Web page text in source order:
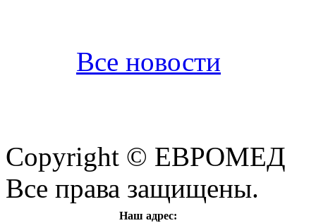
Все новости
Copyright © ЕВРОМЕД
Все права защищены.
Наш адрес: